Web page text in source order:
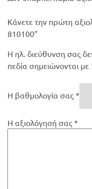
Κάνετε την πρώτη
810100”
Η ηλ. διεύθυνση σας
πεδία σημειώνονται με
Η βαθμολογία σας *
Η αξιολόγησή σας *